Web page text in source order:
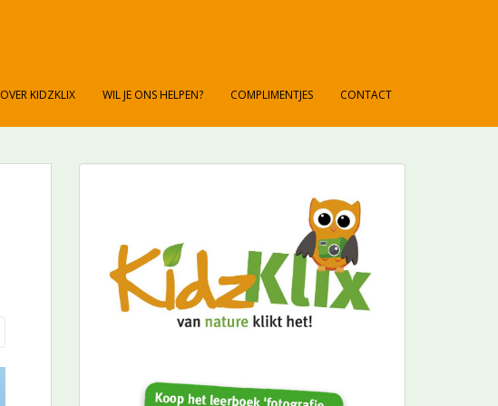
OVER KIDZKLIX WIL JE ONS HELPEN? COMPLIMENTJES CONTACT